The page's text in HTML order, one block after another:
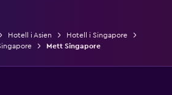
Hotell i Asien
Hotell i Singapore
Mett Singapore